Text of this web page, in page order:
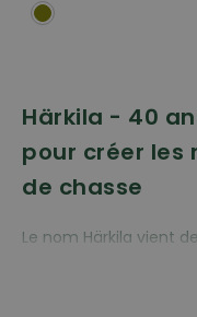
Härkila - 40
pour créer les
de chasse
Le nom Härkila vient
recherche sans
équipements de